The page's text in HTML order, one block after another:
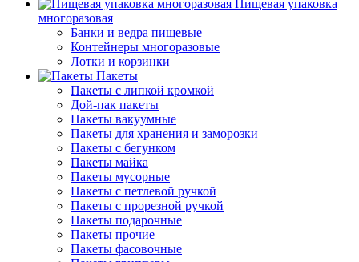
Пищевая упаковка
многоразовая
Банки и ведра пищевые
Контейнеры многоразовые
Лотки и корзинки
Пакеты
Пакеты с липкой кромкой
Дой-пак пакеты
Пакеты вакуумные
Пакеты для хранения и заморозки
Пакеты с бегунком
Пакеты майка
Пакеты мусорные
Пакеты с петлевой ручкой
Пакеты с прорезной ручкой
Пакеты подарочные
Пакеты прочие
Пакеты фасовочные